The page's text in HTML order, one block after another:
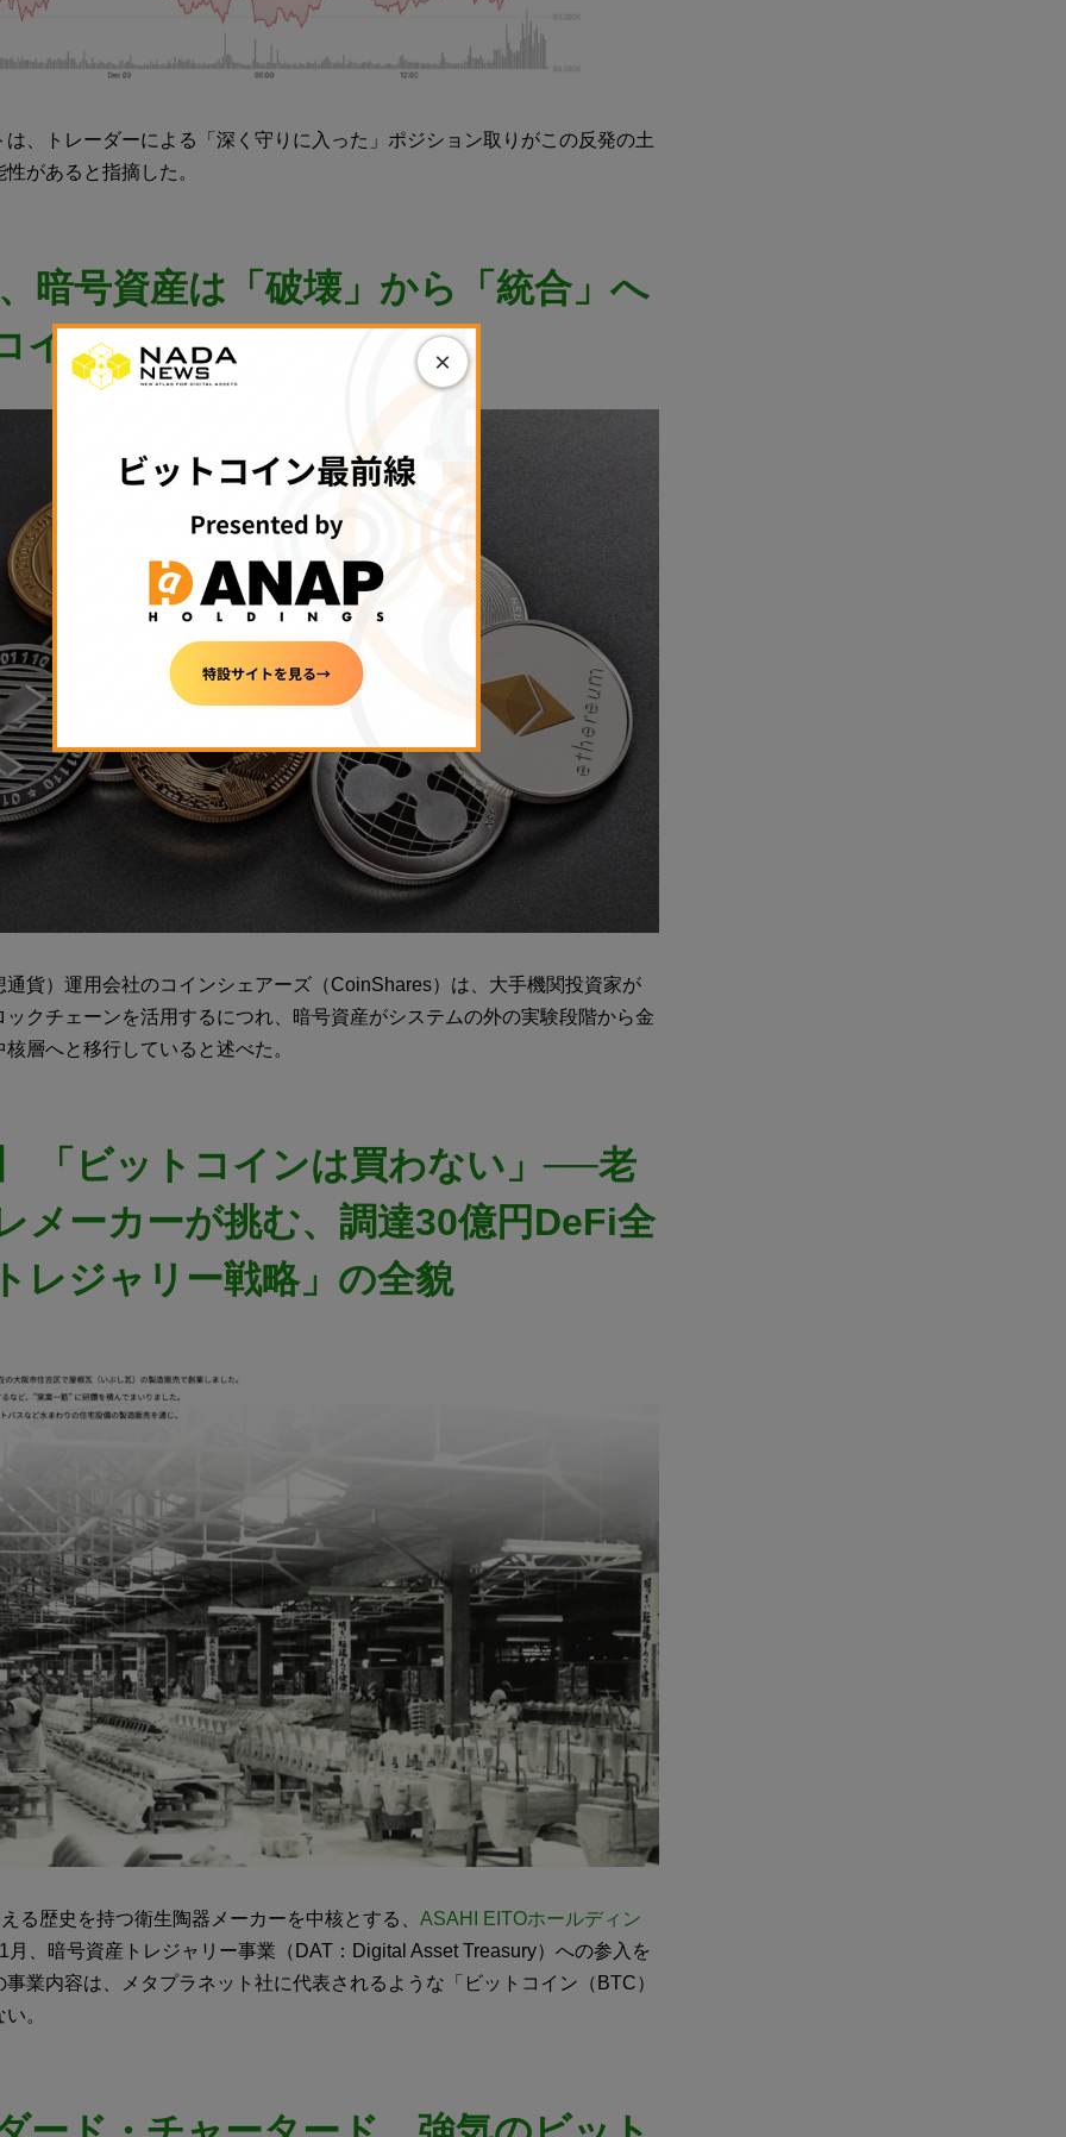
は、トレーダーによる「深く守りに入った」ポジション取りがこの反発の土
があると指摘した。
暗号資産は「破壊」から「統合」へ
インシェアーズ
通貨）運用会社のコインシェアーズ（CoinShares）は、大手機関投資家が
ックチェーンを活用するにつれ、暗号資産がシステムの外の実験段階から金
層へと移行していると述べた。
「ビットコインは買わない」──老
メーカーが挑む、調達30億円DeFi全
レジャリー戦略」の全貌
る歴史を持つ衛生陶器メーカーを中核とする、 ASAHI EITOホールディン
月、暗号資産トレジャリー事業（DAT：Digital Asset Treasury）への参入を
業内容は、メタプラネット社に代表されるような「ビットコイン（BTC）
。
×